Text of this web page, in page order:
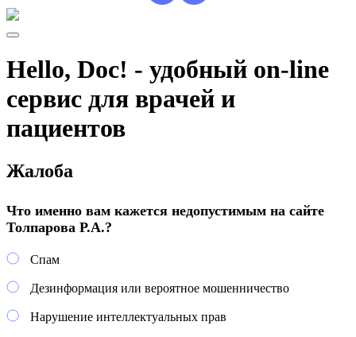
Hello, Doc! - удобный on-line
сервис для врачей и
пациентов
Жалоба
Что именно вам кажется недопустимым на сайте
Толпарова Р.А.?
Спам
Дезинформация или вероятное мошенничество
Нарушение интеллектуальных прав